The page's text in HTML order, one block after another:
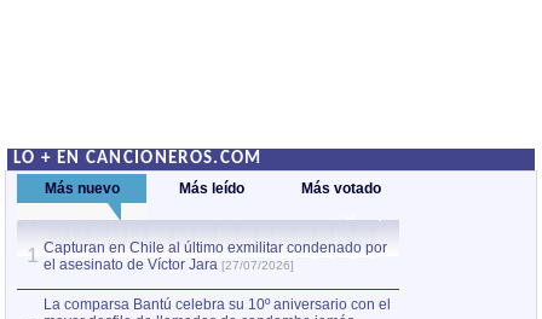
LO + EN CANCIONEROS.COM
Más nuevo Más leído Más votado
1 Capturan en Chile al último exmilitar condenado por
el asesinato de Víctor Jara [27/07/2026]
La comparsa Bantú celebra su 10º aniversario con el